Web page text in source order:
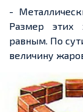
-
Размер этих
равным. По
величину